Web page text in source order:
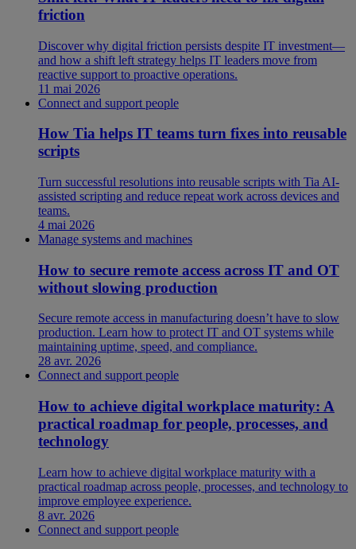
friction
Discover why digital friction persists despite IT investment—
and how a shift left strategy helps IT leaders move from
reactive support to proactive operations.
11 mai 2026
Connect and support people
How Tia helps IT teams turn fixes into reusable
scripts
Turn successful resolutions into reusable scripts with Tia AI-
assisted scripting and reduce repeat work across devices and
teams.
4 mai 2026
Manage systems and machines
How to secure remote access across IT and OT
without slowing production
Secure remote access in manufacturing doesn’t have to slow
production. Learn how to protect IT and OT systems while
maintaining uptime, speed, and compliance.
28 avr. 2026
Connect and support people
How to achieve digital workplace maturity: A
practical roadmap for people, processes, and
technology
Learn how to achieve digital workplace maturity with a
practical roadmap across people, processes, and technology to
improve employee experience.
8 avr. 2026
Connect and support people